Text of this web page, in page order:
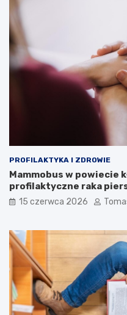
PROFILAKTYKA I ZDROWIE
Mammobus w powiecie
profilaktyczne raka
15 czerwca 2026